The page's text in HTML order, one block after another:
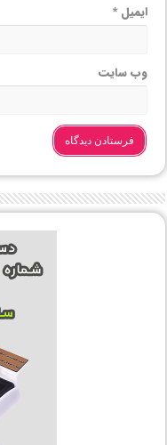
ایمیل*
وب‌ سایت